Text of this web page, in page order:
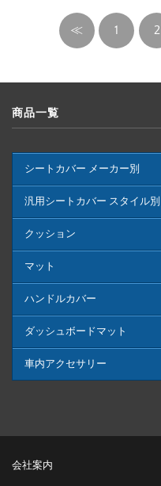
≪ 1 2
商品一覧
シートカバー メーカー別
汎用シートカバー スタイル別
クッション
マット
ハンドルカバー
ダッシュボードマット
車内アクセサリー
会社案内